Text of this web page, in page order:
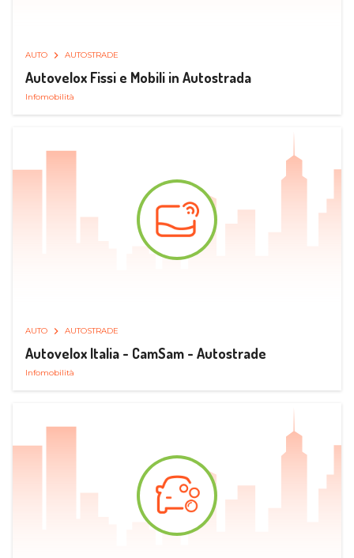
AUTO AUTOSTRADE
Autovelox Fissi e Mobili in Autostrada
Infomobilità
AUTO AUTOSTRADE
Autovelox Italia - CamSam - Autostrade
Infomobilità